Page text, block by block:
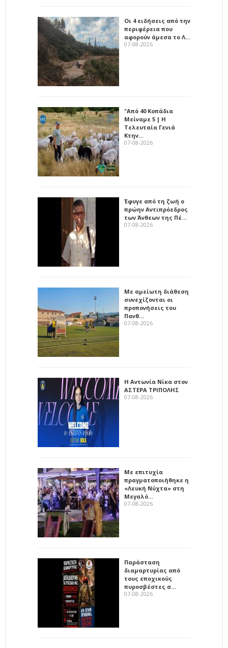
Οι 4 ειδήσεις από την
περιφέρεια που
αφορούν άμεσα το Λ…
07-08-2026
"Από 40 Κοπάδια
Μείναμε 5 | Η
Τελευταία Γενιά
Κτην…
07-08-2026
Έφυγε από τη ζωή ο
πρώην Αντιπρόεδρος
των Άνθεων της Πέ…
07-08-2026
Με αμείωτη διάθεση
συνεχίζονται οι
προπονήσεις του
Πανθ…
07-08-2026
Η Αντωνία Νίκα στον
ΑΣΤΕΡΑ ΤΡΙΠΟΛΗΣ
07-08-2026
Με επιτυχία
πραγματοποιήθηκε η
«Λευκή Νύχτα» στη
Μεγαλό…
07-08-2026
Παράσταση
διαμαρτυρίας από
τους εποχικούς
πυροσβέστες σ…
07-08-2026